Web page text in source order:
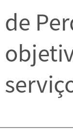
de